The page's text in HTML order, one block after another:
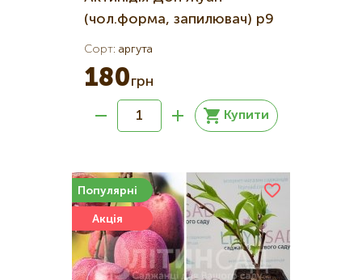
(чол.форма, запилювач) р9
Сорт: аргута
180грн
Купити
Популярні
Акція